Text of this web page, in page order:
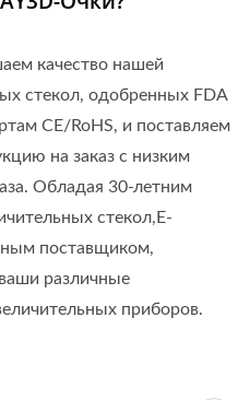
качество нашей
стекол, одобренных FDA
CE/RoHS, и поставляем
на заказ с низким
Обладая 30-летним
стекол,E-
поставщиком,
различные
приборов.